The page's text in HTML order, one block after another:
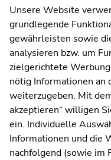
Kommunikation und
Moodle
UNIGRAZonline
Impressum
Datenschutzerklärung
Cookie-Einstellungen
Unsere Website
grundlegende
gewährleisten sowie
analysieren bzw. um
zielgerichtete
nötig Informationen
weiterzugeben. Mit
akzeptieren“ willigen
ein. Individuelle
Informationen und die
nachfolgend (sowie im